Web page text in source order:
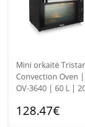
Mini orkaitė Tristar |
Convection Oven |
OV-3640 | 60 L |
128.47€